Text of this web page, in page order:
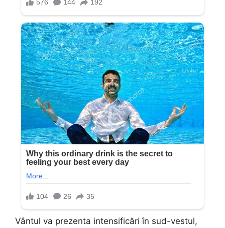
Vântul va prezenta intensificări în sud-vestul,